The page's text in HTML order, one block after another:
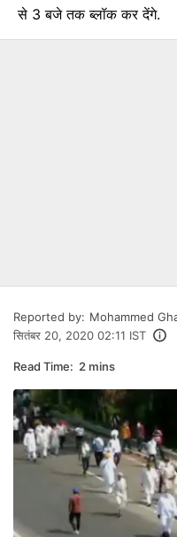
से 3 बजे तक ब्लॉक कर देंगे.
Reported by: Mohammed
सितंबर 20, 2020 02:11 IST
Read Time: 2 mins